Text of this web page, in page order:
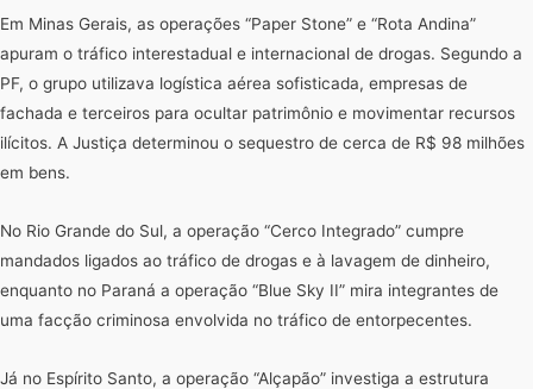
Em Minas Gerais, as operações “Paper Stone” e “Rota Andina”
apuram o tráfico interestadual e internacional de drogas. Segundo a
PF, o grupo utilizava logística aérea sofisticada, empresas de
fachada e terceiros para ocultar patrimônio e movimentar recursos
ilícitos. A Justiça determinou o sequestro de cerca de R$ 98 milhões
em bens.
No Rio Grande do Sul, a operação “Cerco Integrado” cumpre
mandados ligados ao tráfico de drogas e à lavagem de dinheiro,
enquanto no Paraná a operação “Blue Sky II” mira integrantes de
uma facção criminosa envolvida no tráfico de entorpecentes.
Já no Espírito Santo, a operação “Alçapão” investiga a estrutura